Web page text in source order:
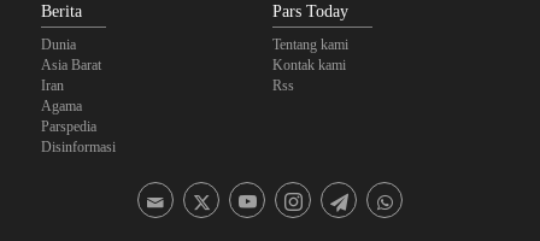
Krisis Amunisi Perang Iran
Berita
Dunia
Asia Barat
Iran
Agama
Parspedia
Disinformasi
Pars Today
Tentang kami
Kontak kami
Rss